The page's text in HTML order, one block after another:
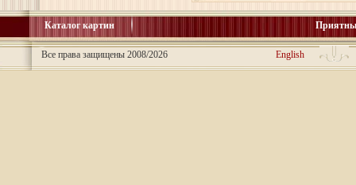
Каталог картин
Все права защищены 2008/2026 English